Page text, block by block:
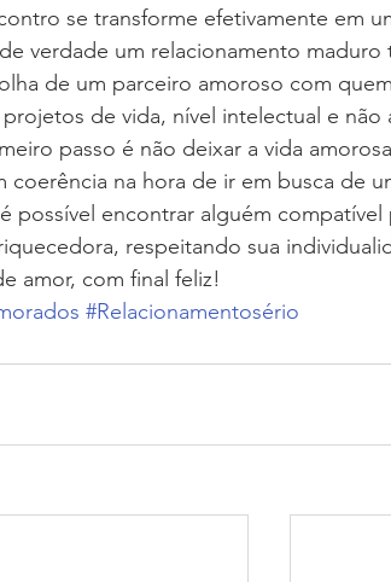
se transforme efetivamente em
verdade um relacionamento maduro
de um parceiro amoroso com
de vida, nível intelectual e não
passo é não deixar a vida
na hora de ir em busca de
possível encontrar alguém compatível
respeitando sua
amor, com final feliz!
#Relacionamentosério